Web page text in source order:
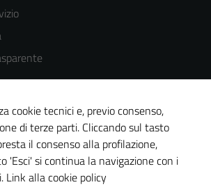
del sito
cookie tecnici e, previo consenso,
di terze parti. Cliccando sul tasto
il consenso alla profilazione,
'Esci' si continua la navigazione con i
Link alla cookie policy
essere
Questi cookie
non raccolgono
informazioni
personali.